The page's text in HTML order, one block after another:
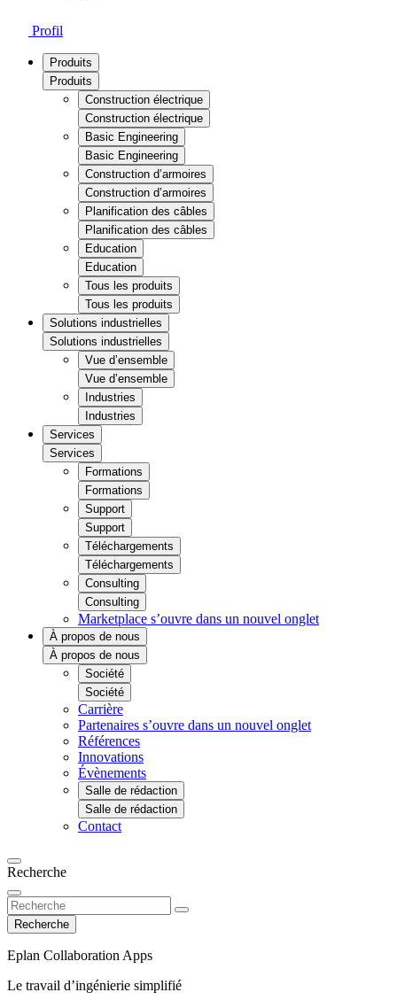
Profil
Produits
Produits
Construction électrique
Construction électrique
Basic Engineering
Basic Engineering
Construction d’armoires
Construction d’armoires
Planification des câbles
Planification des câbles
Education
Education
Tous les produits
Tous les produits
Solutions industrielles
Solutions industrielles
Vue d’ensemble
Vue d’ensemble
Industries
Industries
Services
Services
Formations
Formations
Support
Support
Téléchargements
Téléchargements
Consulting
Consulting
Marketplace s’ouvre dans un nouvel onglet
À propos de nous
À propos de nous
Société
Société
Carrière
Partenaires s’ouvre dans un nouvel onglet
Références
Innovations
Évènements
Salle de rédaction
Salle de rédaction
Contact
Recherche
Recherche
Eplan Collaboration Apps
Le travail d’ingénierie simplifié